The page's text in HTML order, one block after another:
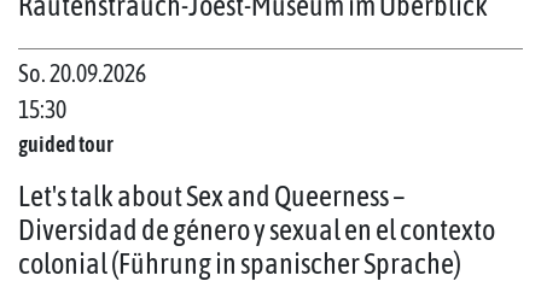
So. 20.09.2026
15:30
guided tour
Let's talk about Sex and Queerness –
Diversidad de género y sexual en el contexto
colonial (Führung in spanischer Sprache)